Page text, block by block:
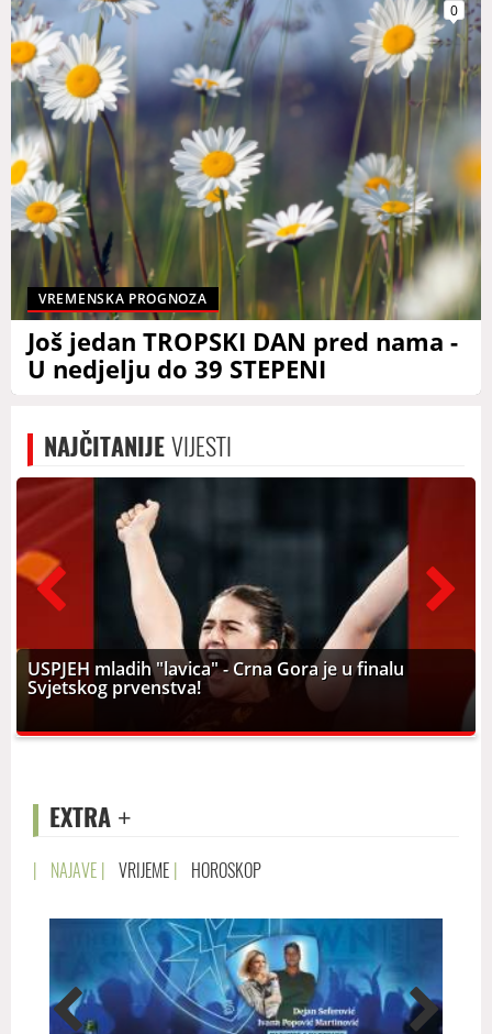
VREMENSKA PROGNOZA
Još jedan TROPSKI DAN pred nama -
U nedjelju do 39 STEPENI
0
NAJČITANIJE VIJESTI
USPJEH mladih "lavica" - Crna Gora je u finalu
Svjetskog prvenstva!
next
EXTRA +
NAJAVE VRIJEME HOROSKOP
prev next